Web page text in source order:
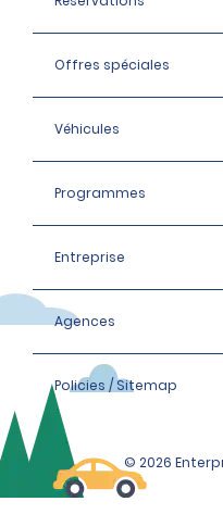
Minibus Mini, Standard
Élite Intermédiaire,
Élite Premium, Luxe et
Offres spéciales
Véhicules
Programmes
Entreprise
Agences
Policies / Sitemap
© 2026